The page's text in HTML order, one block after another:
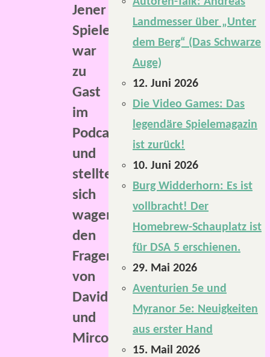
Jener
Spieleentwickler
war
zu
Gast
im
Podcast
und
stellte
sich
wagemutig
den
Fragen
von
David
und
Mirco.
Landmesser über „Unter
dem Berg“ (Das Schwarze
Auge)
12. Juni 2026
Die Video Games: Das
legendäre Spielemagazin
ist zurück!
10. Juni 2026
Burg Widderhorn: Es ist
vollbracht! Der
Homebrew-Schauplatz ist
für DSA 5 erschienen.
29. Mai 2026
Aventurien 5e und
Myranor 5e: Neuigkeiten
aus erster Hand
15. Mail 2026